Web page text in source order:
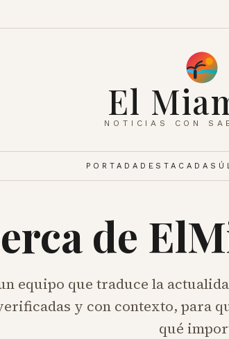
El
NOTICIAS CON
PORTADA DESTACADAS
de
equipo que traduce la
y con contexto, para
qué